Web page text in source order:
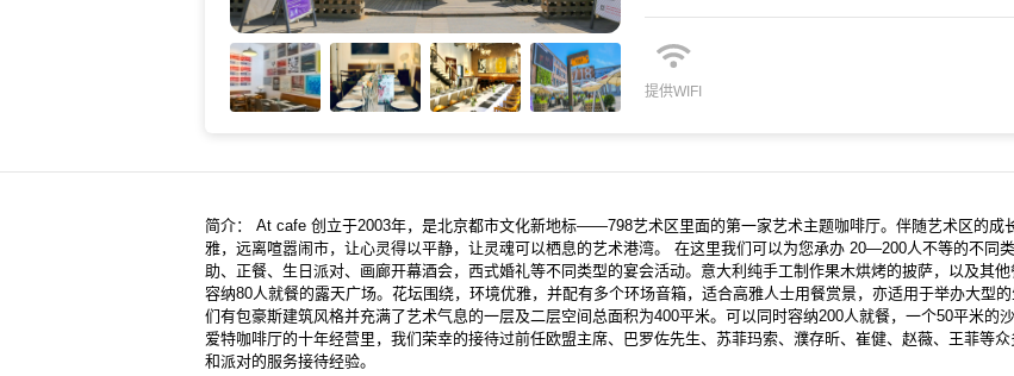
提供WIFI
简介： At cafe 创立于2003年，是北京都市文化新地标——798艺术区里面的第一家艺术主题咖啡厅。伴随艺术区的成
雅，远离喧嚣闹市，让心灵得以平静，让灵魂可以栖息的艺术港湾。 在这里我们可以为您承办 20—200人不等的不同
助、正餐、生日派对、画廊开幕酒会，西式婚礼等不同类型的宴会活动。意大利纯手工制作果木烘烤的披萨，以及其
容纳80人就餐的露天广场。花坛围绕，环境优雅，并配有多个环场音箱，适合高雅人士用餐赏景，亦适用于举办大型
们有包豪斯建筑风格并充满了艺术气息的一层及二层空间总面积为400平米。可以同时容纳200人就餐，一个50平米的
爱特咖啡厅的十年经营里，我们荣幸的接待过前任欧盟主席、巴罗佐先生、苏菲玛索、濮存昕、崔健、赵薇、王菲等
和派对的服务接待经验。